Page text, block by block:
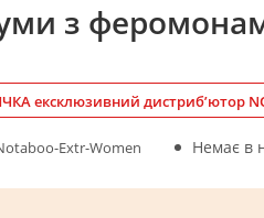
з
ексклюзивний дистриб’ютор
Extr-Women Немає в